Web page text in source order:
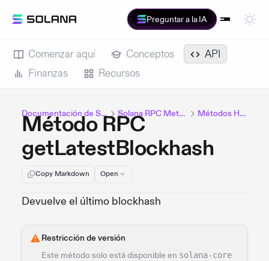
Preguntar a la IA
Comenzar aquí Conceptos
API
Finanzas
Recursos
Documentación de Solana Solana RPC Methods Métodos HTTP
Método RPC
getLatestBlockhash
Copy Markdown Open
Devuelve el último blockhash
Restricción de versión
Este método solo está disponible en solana-core